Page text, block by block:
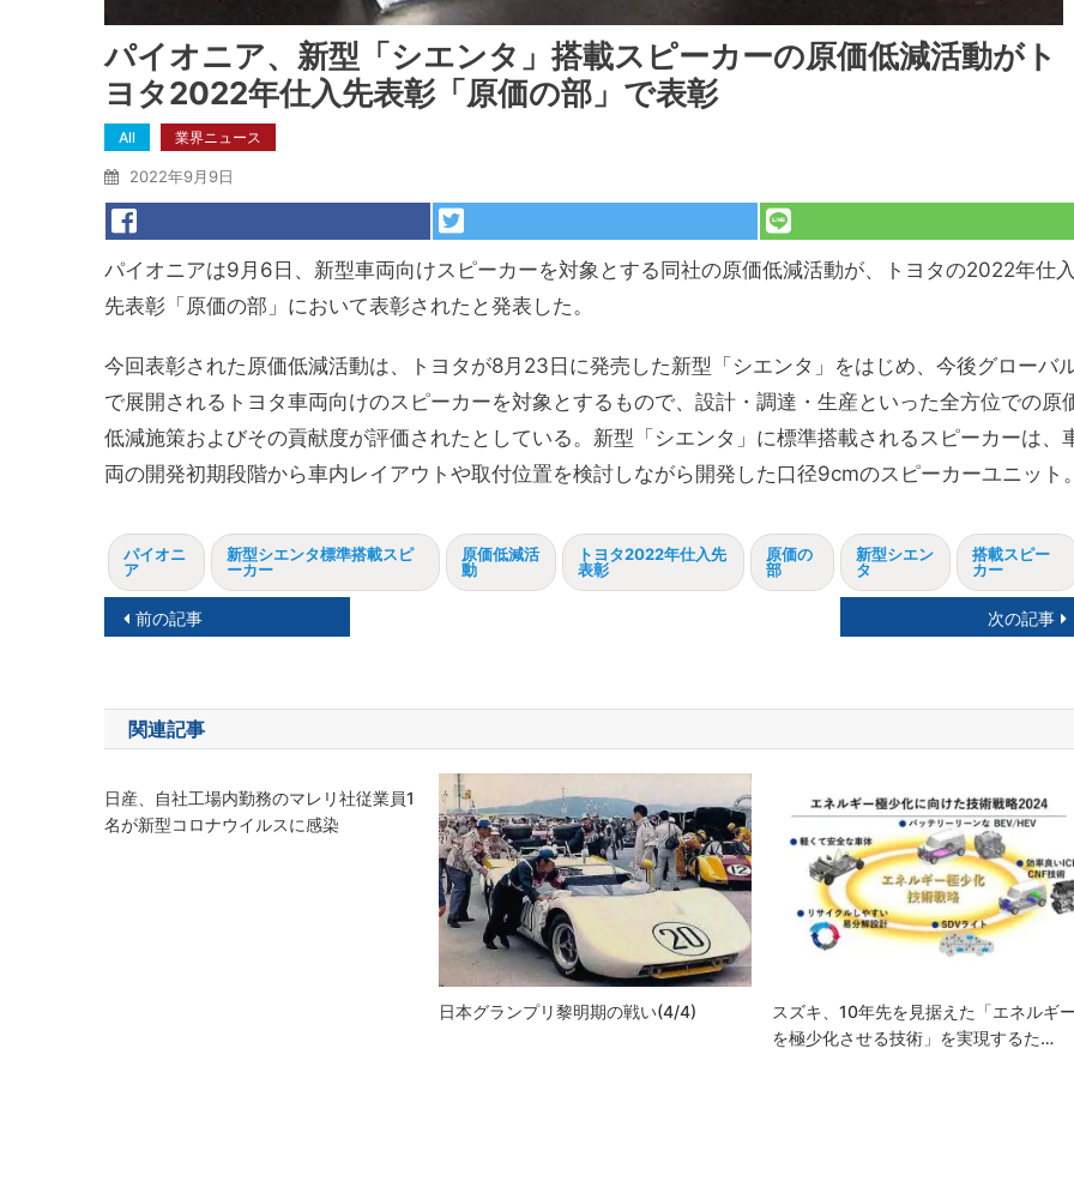
パイオニア、新型「シエンタ」搭載スピーカーの原価低減活動がト
ヨタ2022年仕入先表彰「原価の部」で表彰
All 業界ニュース
2022年9月9日
パイオニアは9月6日、新型車両向けスピーカーを対象とする同社の原価低減活動が、トヨタの2022年仕
先表彰「原価の部」において表彰されたと発表した。
今回表彰された原価低減活動は、トヨタが8月23日に発売した新型「シエンタ」をはじめ、今後グローバ
で展開されるトヨタ車両向けのスピーカーを対象とするもので、設計・調達・生産といった全方位での原
低減施策およびその貢献度が評価されたとしている。新型「シエンタ」に標準搭載されるスピーカーは、
両の開発初期段階から車内レイアウトや取付位置を検討しながら開発した口径9cmのスピーカーユニット
パイオニ
ア
新型シエンタ標準搭載スピ
ーカー
原価低減活
動
トヨタ2022年仕入先
表彰
原価の
部
新型シエン
タ
搭載スピー
カー
投
ナ
ビ
ゲ
前の記事 次の記事
関連記事
日産、自社工場内勤務のマレリ社従業員1
名が新型コロナウイルスに感染
日本グランプリ黎明期の戦い(4/4)
スズキ、10年先を見据えた「エネルギ
を極少化させる技術」を実現するた…